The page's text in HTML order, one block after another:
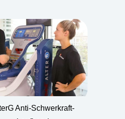
Anti-Schwerkraft-